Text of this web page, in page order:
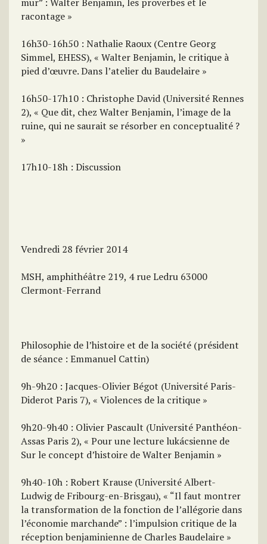
racontage »
16h30-16h50 : Nathalie Raoux (Centre Georg
Simmel, EHESS), « Walter Benjamin, le critique à
pied d’œuvre. Dans l’atelier du Baudelaire »
16h50-17h10 : Christophe David (Université Rennes
2), « Que dit, chez Walter Benjamin, l’image de la
ruine, qui ne saurait se résorber en conceptualité ?
»
17h10-18h : Discussion
Vendredi 28 février 2014
MSH, amphithéâtre 219, 4 rue Ledru 63000
Clermont-Ferrand
Philosophie de l’histoire et de la société (président
de séance : Emmanuel Cattin)
9h-9h20 : Jacques-Olivier Bégot (Université Paris-
Diderot Paris 7), « Violences de la critique »
9h20-9h40 : Olivier Pascault (Université Panthéon-
Assas Paris 2), « Pour une lecture lukácsienne de
Sur le concept d’histoire de Walter Benjamin »
9h40-10h : Robert Krause (Université Albert-
Ludwig de Fribourg-en-Brisgau), « “Il faut montrer
la transformation de la fonction de l’allégorie dans
l’économie marchande” : l’impulsion critique de la
réception benjaminienne de Charles Baudelaire »